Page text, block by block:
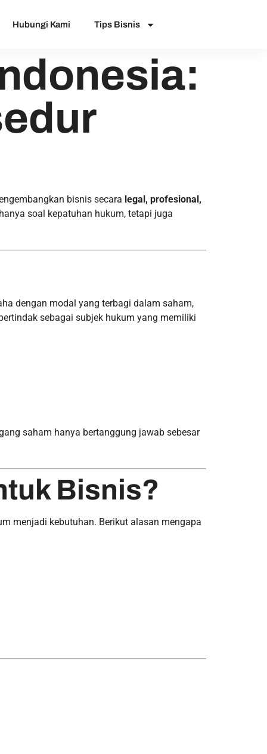
Hubungi Kami Tips Bisnis
bisnis secara legal, profesional,
soal kepatuhan hukum, tetapi juga
dengan modal yang terbagi dalam saham,
sebagai subjek hukum yang memiliki
saham hanya bertanggung jawab sebesar
Bisnis?
menjadi kebutuhan. Berikut alasan mengapa